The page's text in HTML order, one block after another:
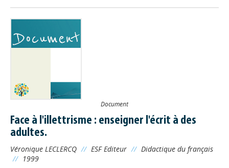
Document
Face à l'illettrisme : enseigner l'écrit à des
adultes.
Véronique LECLERCQ // ESF Editeur // Didactique du français
// 1999